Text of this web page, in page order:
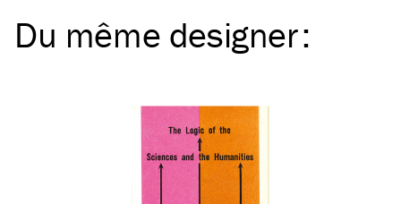
Du même designer: